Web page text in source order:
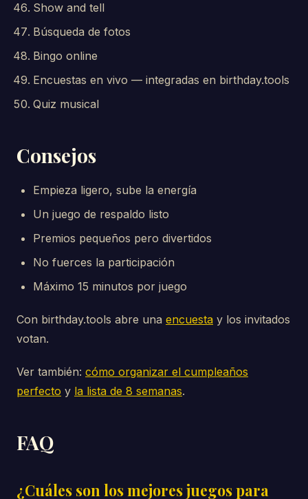
Show and tell
Búsqueda de fotos
Bingo online
Encuestas en vivo — integradas en birthday.tools
Quiz musical
Consejos
Empieza ligero, sube la energía
Un juego de respaldo listo
Premios pequeños pero divertidos
No fuerces la participación
Máximo 15 minutos por juego
Con birthday.tools abre una encuesta y los invitados
votan.
Ver también: cómo organizar el cumpleaños
perfecto y la lista de 8 semanas.
FAQ
¿Cuáles son los mejores juegos para